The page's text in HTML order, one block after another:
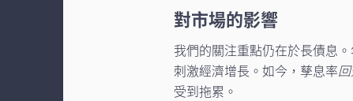
對市場的影響
我們的關注重點仍在於長債息
刺激經濟增長。如今，孳息率
受到拖累。